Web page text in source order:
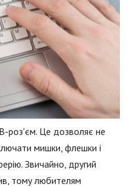
роз'єм. Це дозволяє не
мишки, флешки і
Звичайно, другий
тому любителям